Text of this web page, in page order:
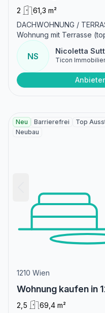
2
61,3 m²
DACHWOHNUNG /
Wohnung mit Terrasse
NS
Nicoletta
Ticon
Neu Barrierefrei Top
Neubau
1210 Wien
Wohnung kaufen in
2,5 69,4 m²